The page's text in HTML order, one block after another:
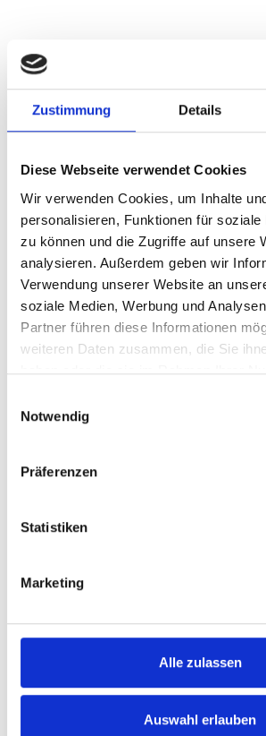
Zustimmung Details
Diese Webseite verwendet Cookies
Wir verwenden Cookies, um Inhalte
personalisieren, Funktionen für soziale
zu können und die Zugriffe auf unsere
analysieren. Außerdem geben wir
Verwendung unserer Website an
soziale Medien, Werbung und
Partner führen diese Informationen
weiteren Daten zusammen, die Sie
Notwendig
Präferenzen
Statistiken
Marketing
Alle zulassen
Auswahl erlauben
Fogszakorvos, All-on-4,